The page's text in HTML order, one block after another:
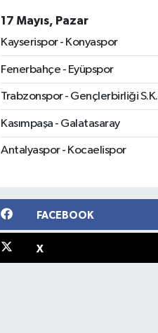
17 Mayıs, Pazar
Kayserispor - Konyaspor
Fenerbahçe - Eyüpspor
Trabzonspor - Gençlerbirliği S.K.
Kasımpaşa - Galatasaray
Antalyaspor - Kocaelispor
FACEBOOK
X